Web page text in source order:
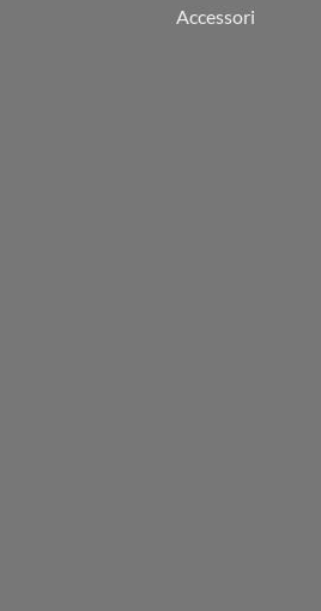
Accessori